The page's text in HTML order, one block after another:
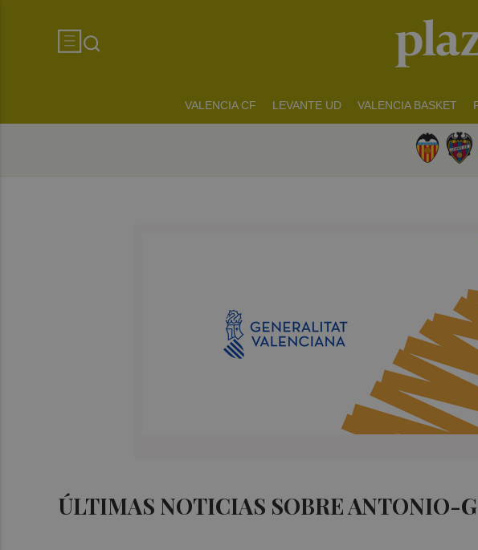
VALENCIA CF LEVANTE UD VALENCIA BASKET
ÚLTIMAS NOTICIAS SOBRE ANTONIO-